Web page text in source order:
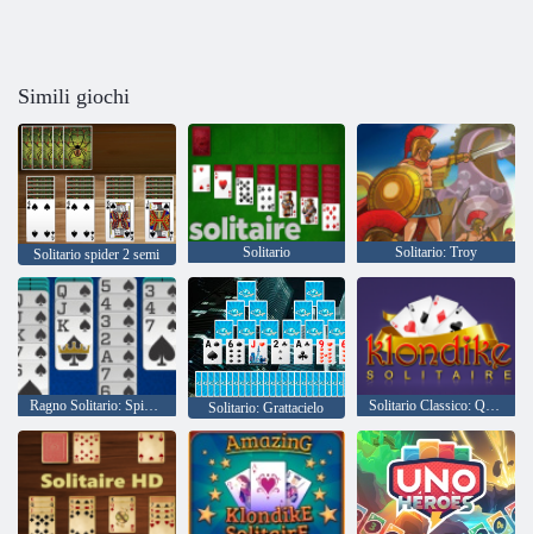
Simili giochi
Solitario spider 2 semi Solitario Solitario: Troy
Ragno Solitario: Spiderette Solitaire Solitario: Grattacielo Solitario Classico: Quest Klondike